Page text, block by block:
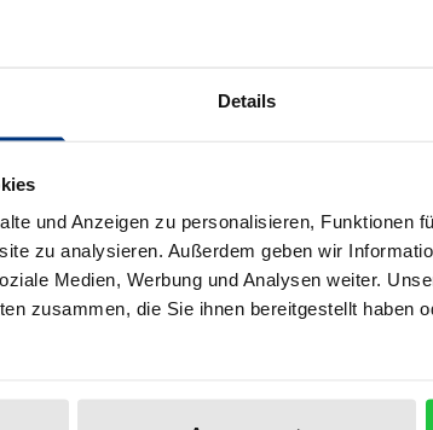
Details
und Anzeigen zu personalisieren, Funktionen
zu analysieren. Außerdem geben wir
Medien, Werbung und Analysen weiter.
zusammen, die Sie ihnen bereitgestellt haben
Bibliographical data
Zweite Reiserechtsänderungsgesetz im
Insolvenzabsicherung für
erläutert detailliert diese beiden neuen